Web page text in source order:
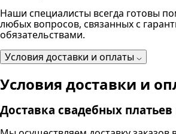
Наши специалисты всегда готовы
любых вопросов, связанных с
обязательствами.
Условия доставки и оплаты
Условия доставки и
Доставка свадебных